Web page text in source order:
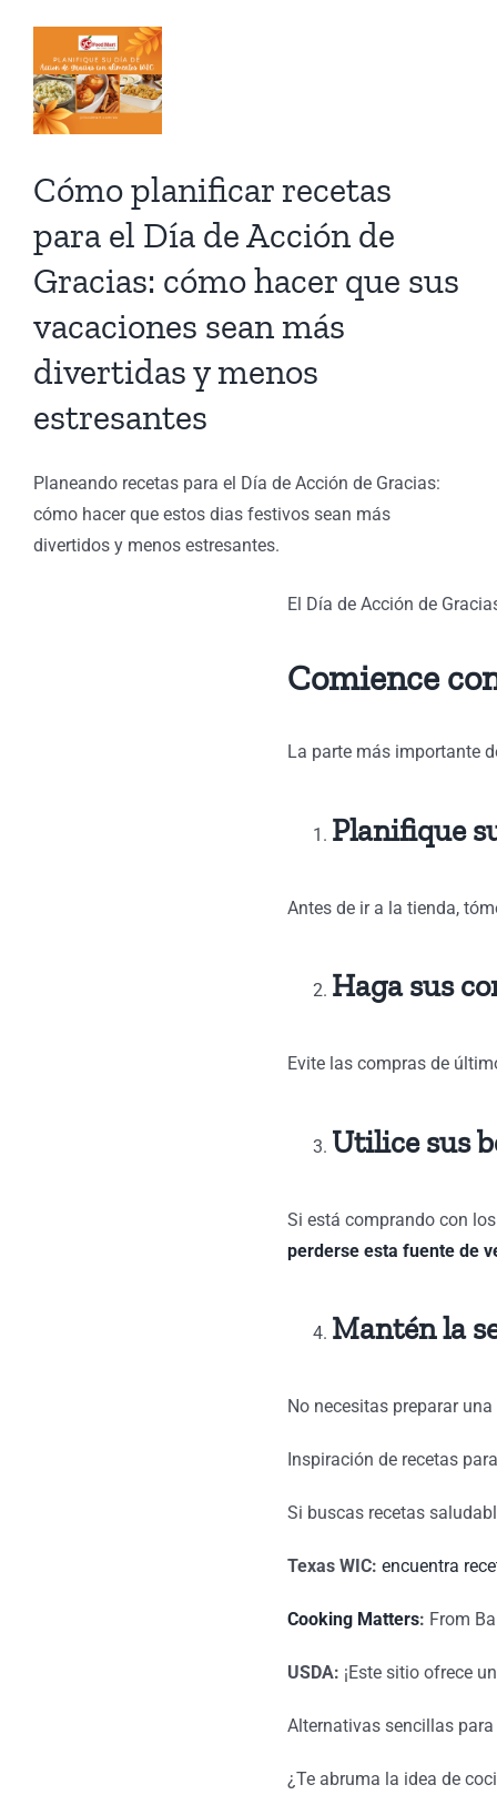
Cómo planificar recetas
para el Día de Acción de
Gracias: cómo hacer que sus
vacaciones sean más
divertidas y menos
estresantes
Planeando recetas para el Día de Acción de Gracias:
cómo hacer que estos dias festivos sean más
divertidos y menos estresantes.
El Día de Acción de
Comience
La parte más importante
Planifique
Antes de ir a la tienda,
Haga sus
Evite las compras de
Utilice sus
Si está comprando con
perderse esta fuente de
Mantén la
No necesitas preparar
Inspiración de recetas
Si buscas recetas
Texas WIC: encuentra
Cooking Matters: From
USDA: ¡Este sitio ofrece
Alternativas sencillas
¿Te abruma la idea de